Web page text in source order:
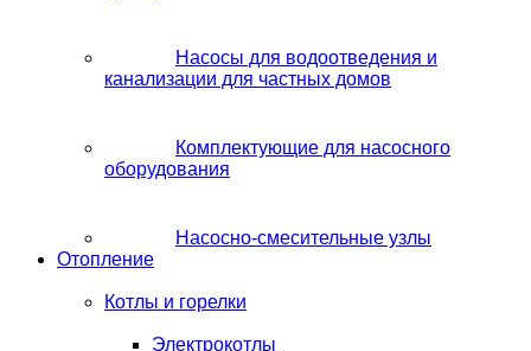
Насосы для водоотведения и
канализации для частных домов
Комплектующие для насосного
оборудования
Насосно-смесительные узлы
Отопление
Котлы и горелки
Электрокотлы